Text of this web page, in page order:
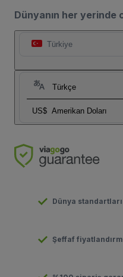
Dünyanın her yerinde
Türkiye
Türkçe
US$ Amerikan Doları
Dünya
Şeffaf